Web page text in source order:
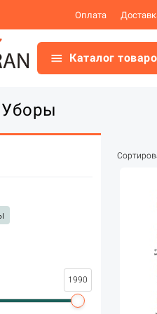
Оплата
menu Каталог
1990